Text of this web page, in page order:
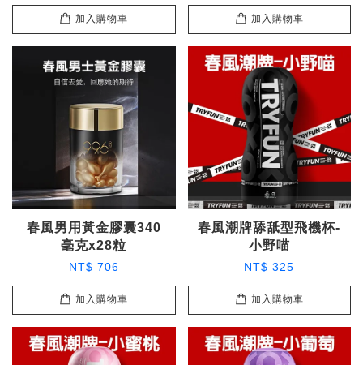
加入購物車 加入購物車
春風男用黃金膠囊340
毫克x28粒
NT$ 706
加入購物車
春風潮牌舔舐型飛機杯-
小野喵
NT$ 325
加入購物車